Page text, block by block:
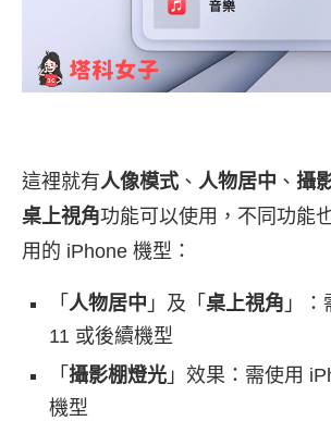
這裡就有人像模式 、 人物居中 、 攝
桌上視角功能可以使用，不同功能
用的 iPhone 機型：
「 人物居中 」及「 桌上視角 」
11 或後續機型
「 攝影棚燈光 」效果：需使用
機型